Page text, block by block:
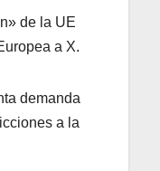
de la UE
a X.
demanda
a la